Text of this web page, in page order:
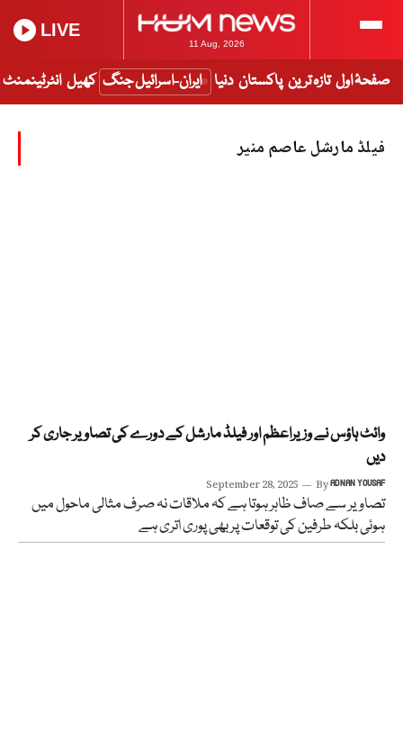
11 Aug, 2026
LIVE
صفحۂ اول تازہ ترین پاکستان دنیا ایران-اسرائیل جنگ کھیل انٹرٹینمنٹ
فیلڈ مارشل عاصم منیر
وائٹ ہاؤس نے وزیراعظم اور فیلڈ مارشل کے دورے کی تصاویر جاری کر
دیں
September 28, 2025 ByADNAN YOUSAF
تصاویر سے صاف ظاہر ہوتا ہے کہ ملاقات نہ صرف مثالی ماحول میں
ہوئی بلکہ طرفین کی توقعات پر بھی پوری اتری ہے